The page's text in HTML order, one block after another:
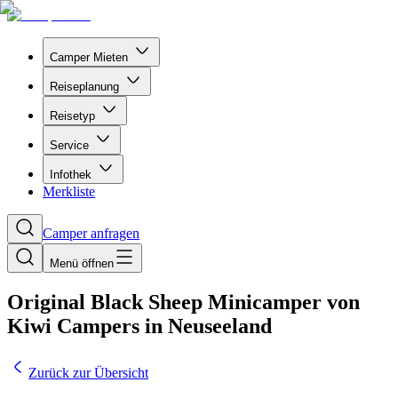
Camper Mieten
Reiseplanung
Reisetyp
Service
Infothek
Merkliste
Camper anfragen
Menü öffnen
Original Black Sheep Minicamper von
Kiwi Campers in Neuseeland
Zurück zur Übersicht